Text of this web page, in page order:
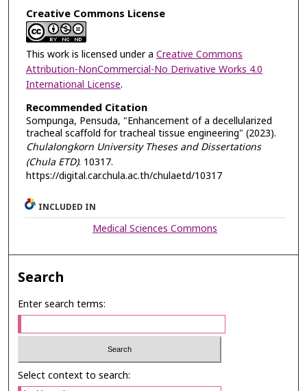
Creative Commons License
This work is licensed under a Creative Commons
Attribution-NonCommercial-No Derivative Works 4.0
International License.
Recommended Citation
Sompunga, Pensuda, "Enhancement of a decellularized
tracheal scaffold for tracheal tissue engineering" (2023).
Chulalongkorn University Theses and Dissertations
(Chula ETD). 10317.
https://digital.car.chula.ac.th/chulaetd/10317
INCLUDED IN
Medical Sciences Commons
Search
Enter search terms:
Select context to search: